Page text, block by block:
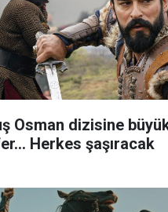
Osman dizisine
Herkes şaşıracak